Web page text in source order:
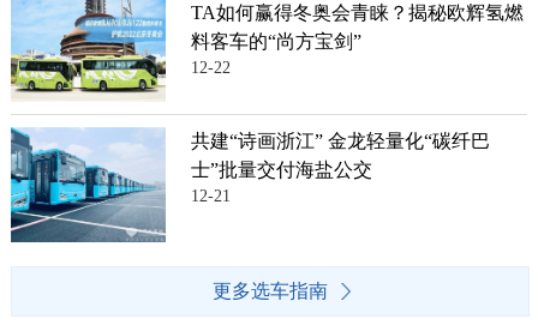
TA如何赢得冬奥会青睐？揭秘欧辉氢燃
料客车的“尚方宝剑”
12-22
共建“诗画浙江” 金龙轻量化“碳纤巴
士”批量交付海盐公交
12-21
更多选车指南